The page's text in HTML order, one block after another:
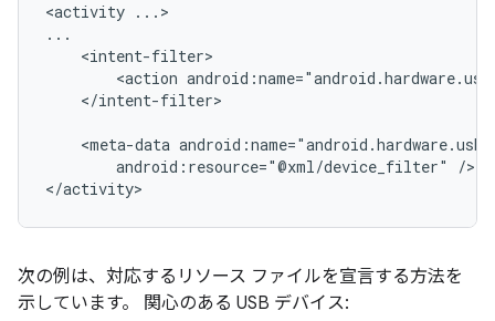
<activity ...>
<action
</intent-filter>
<meta-data
android:resource="@xml/device_filter"
/>
</activity>
次の例は、対応するリソース ファイルを宣言する方法を
示しています。 関心のある USB デバイス: